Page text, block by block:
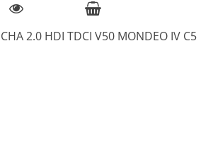
2.0 HDI TDCI V50 MONDEO IV C5